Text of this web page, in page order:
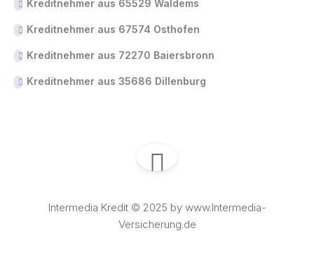
Kreditnehmer aus 65529 Waldems
Kreditnehmer aus 67574 Osthofen
Kreditnehmer aus 72270 Baiersbronn
Kreditnehmer aus 35686 Dillenburg
Intermedia Kredit © 2025 by www.Intermedia-
Versicherung.de